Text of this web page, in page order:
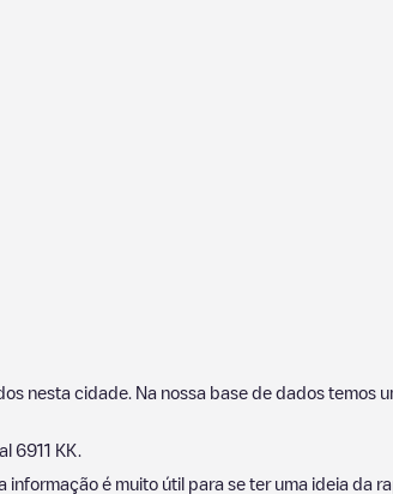
nesta cidade. Na nossa base de dados temos
6911 KK
informação é muito útil para se ter uma ideia da